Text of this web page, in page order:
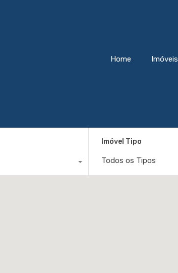
Home Imóveis
Imóvel Tipo
Todos os Tipos